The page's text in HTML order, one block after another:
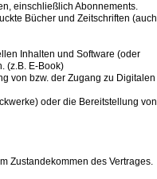
einschließlich Abonnements.
Bücher und Zeitschriften (auch
Inhalten und Software (oder
(z.B. E-Book)
von bzw. der Zugang zu Digitalen
oder die Bereitstellung von
Zustandekommen des Vertrages.